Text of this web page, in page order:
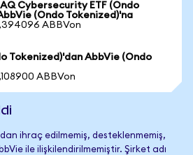
Cybersecurity ETF (Ondo
(Ondo Tokenized)'na
ABBVon
Tokenized)'dan AbbVie (Ondo
ABBVon
ihraç edilmemiş, desteklenmemiş,
ile ilişkilendirilmemiştir. Şirket adı